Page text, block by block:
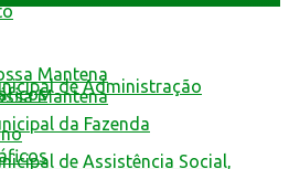
de Administração
da Fazenda
de Assistência Social,
Mantena
Mantena